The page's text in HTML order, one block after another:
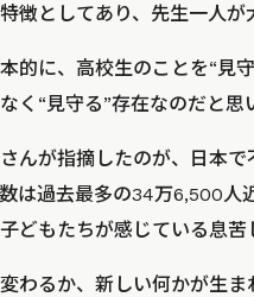
徴としてあり、先生一人が
的に、高校生のことを“見
く“見守る”存在なのだと思
んが指摘したのが、日本
は過去最多の34万6,500人
どもたちが感じている息苦
変わるか、新しい何かが生